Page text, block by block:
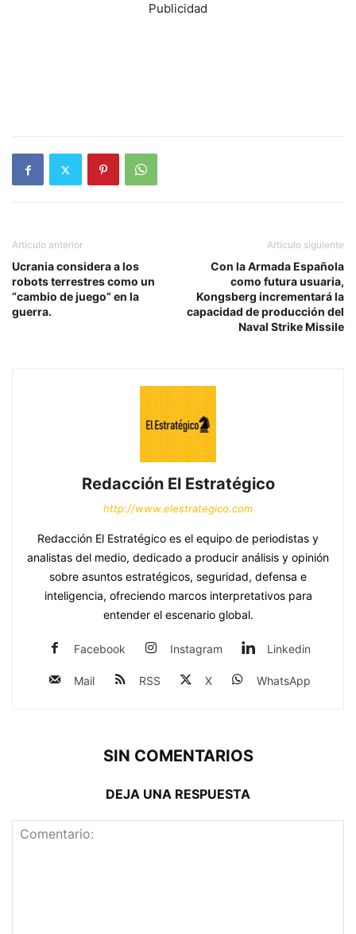
Publicidad
Artículo anterior
Ucrania considera a los
robots terrestres como un
“cambio de juego” en la
guerra.
Artículo siguiente
Con la Armada Española
como futura usuaria,
Kongsberg incrementará la
capacidad de producción del
Naval Strike Missile
Redacción El Estratégico
http://www.elestrategico.com
Redacción El Estratégico es el equipo de periodistas y
analistas del medio, dedicado a producir análisis y opinión
sobre asuntos estratégicos, seguridad, defensa e
inteligencia, ofreciendo marcos interpretativos para
entender el escenario global.
Facebook Instagram Linkedin
Mail RSS X WhatsApp
SIN COMENTARIOS
DEJA UNA RESPUESTA